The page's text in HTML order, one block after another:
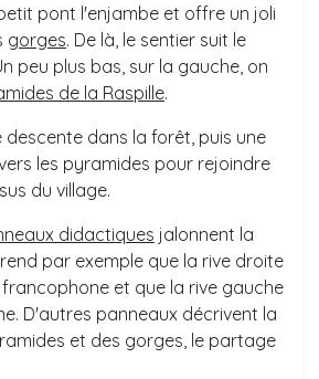
pont l'enjambe et offre un joli
gorges. De là, le sentier suit le
peu plus bas, sur la gauche, on
de la Raspille.
descente dans la forêt, puis une
les pyramides pour rejoindre
du village.
didactiques jalonnent la
par exemple que la rive droite
et que la rive gauche
D'autres panneaux décrivent la
et des gorges, le partage